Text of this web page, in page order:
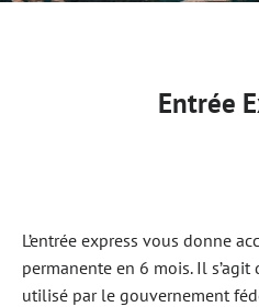
Entrée
L’entrée express vous donne
permanente en 6 mois. Il s’agit
utilisé par le gouvernement